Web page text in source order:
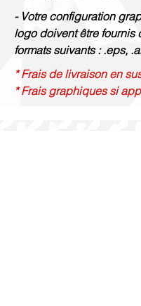
- Votre configuration
logo doivent être fournis
formats suivants : .eps,
* Frais de livraison en
* Frais graphiques si